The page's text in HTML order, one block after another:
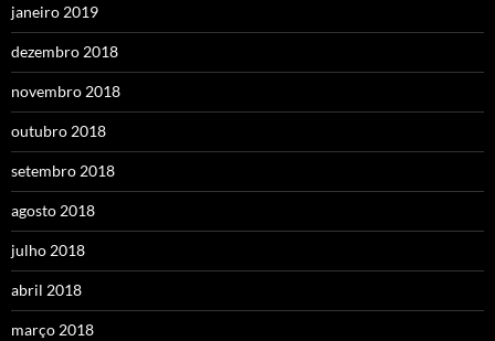
janeiro 2019
dezembro 2018
novembro 2018
outubro 2018
setembro 2018
agosto 2018
julho 2018
abril 2018
março 2018